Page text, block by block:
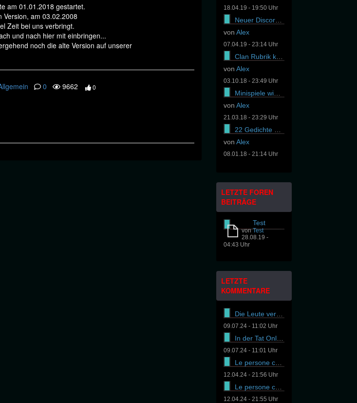
am 01.01.2018 gestartet.
Version, am 03.02.2008
Zeit bei uns verbringt.
und nach hier mit einbringen...
noch die alte Version auf unserer
0 9662 0
18.04.19 - 19:50 Uhr
vonAlex
07.04.19 - 23:14 Uhr
vonAlex
03.10.18 - 23:49 Uhr
vonAlex
21.03.18 - 23:29 Uhr
vonAlex
08.01.18 - 21:14 Uhr
LETZTE FOREN
BEITRÄGE
Test
vonTest
28.08.19 -
04:43 Uhr
LETZTE
KOMMENTARE
09.07.24 - 11:02 Uhr
09.07.24 - 11:01 Uhr
12.04.24 - 21:56 Uhr
12.04.24 - 21:55 Uhr